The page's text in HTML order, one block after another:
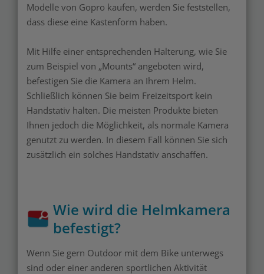
Modelle von Gopro kaufen, werden Sie feststellen,
dass diese eine Kastenform haben.
Mit Hilfe einer entsprechenden Halterung, wie Sie
zum Beispiel von „Mounts“ angeboten wird,
befestigen Sie die Kamera an Ihrem Helm.
Schließlich können Sie beim Freizeitsport kein
Handstativ halten. Die meisten Produkte bieten
Ihnen jedoch die Möglichkeit, als normale Kamera
genutzt zu werden. In diesem Fall können Sie sich
zusätzlich ein solches Handstativ anschaffen.
Wie wird die Helmkamera
befestigt?
Wenn Sie gern Outdoor mit dem Bike unterwegs
sind oder einer anderen sportlichen Aktivität